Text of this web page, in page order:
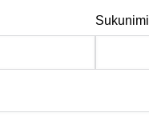
Sukunimi